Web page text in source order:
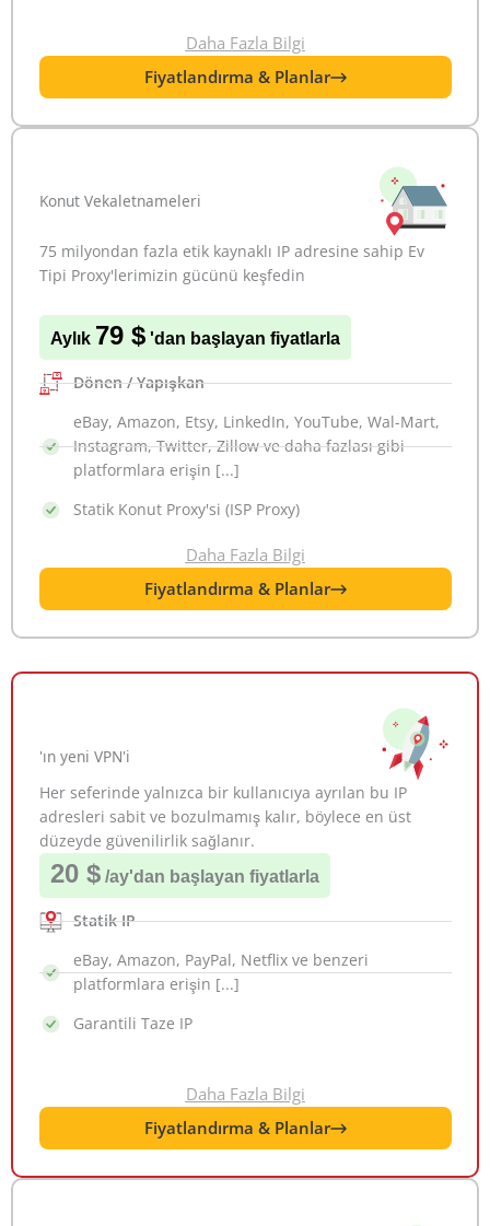
Daha Fazla Bilgi
Fiyatlandırma & Planlar
Konut Vekaletnameleri
75 milyondan fazla etik kaynaklı IP adresine sahip Ev
Tipi Proxy'lerimizin gücünü keşfedin
Aylık 79 $'dan başlayan fiyatlarla
Dönen / Yapışkan
eBay, Amazon, Etsy, LinkedIn, YouTube, Wal-Mart,
Instagram, Twitter, Zillow ve daha fazlası gibi
platformlara erişin [...]
Statik Konut Proxy'si (ISP Proxy)
Daha Fazla Bilgi
Fiyatlandırma & Planlar
'ın yeni VPN'i
Her seferinde yalnızca bir kullanıcıya ayrılan bu IP
adresleri sabit ve bozulmamış kalır, böylece en üst
düzeyde güvenilirlik sağlanır.
20 $ /ay'dan başlayan fiyatlarla
Statik IP
eBay, Amazon, PayPal, Netflix ve benzeri
platformlara erişin [...]
Garantili Taze IP
Daha Fazla Bilgi
Fiyatlandırma & Planlar